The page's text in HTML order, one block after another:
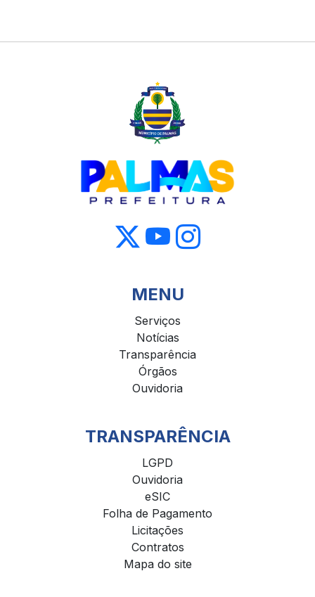
MENU
Serviços
Notícias
Transparência
Órgãos
Ouvidoria
TRANSPARÊNCIA
LGPD
Ouvidoria
eSIC
Folha de Pagamento
Licitações
Contratos
Mapa do site